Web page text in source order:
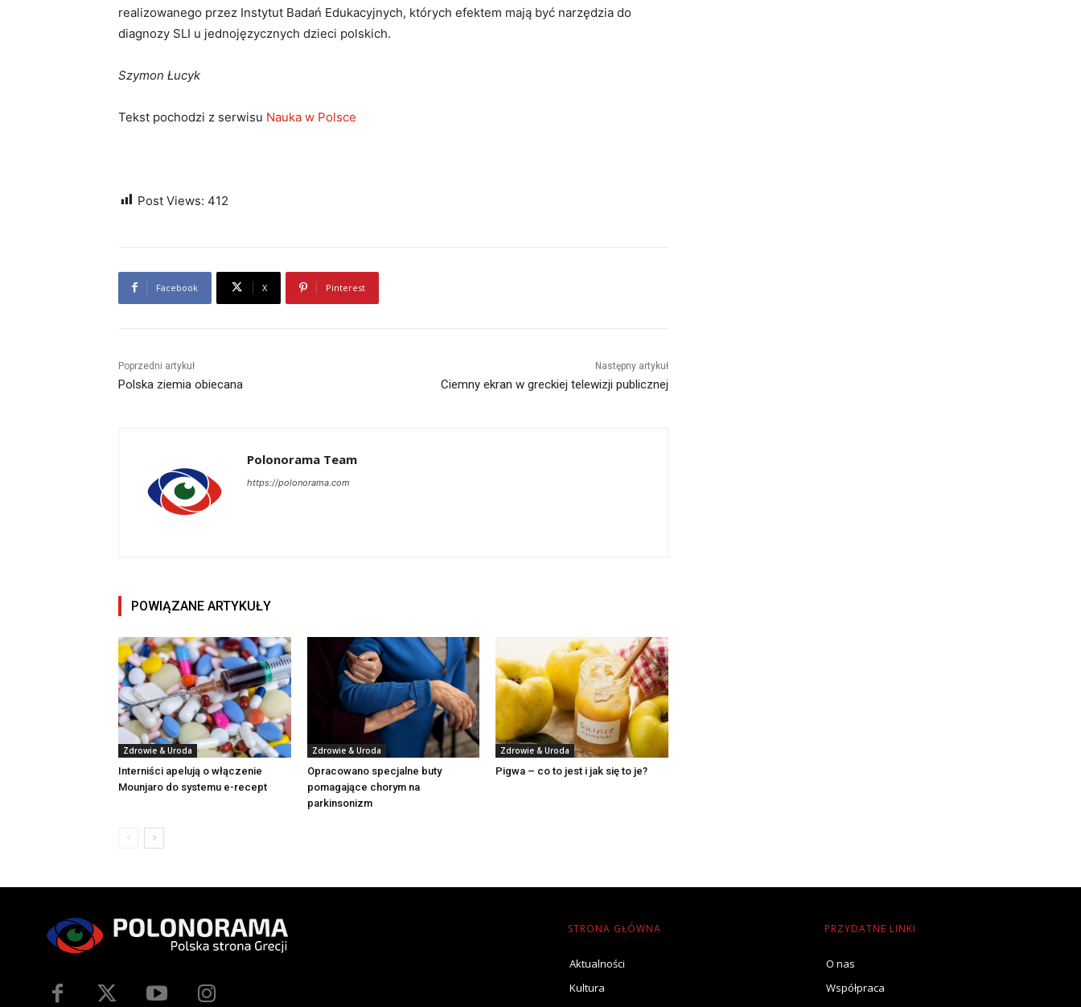
realizowanego przez Instytut Badań Edukacyjnych, których efektem mają być narzędzia do
diagnozy SLI u jednojęzycznych dzieci polskich.
Szymon Łucyk
Tekst pochodzi z serwisu Nauka w Polsce
Post Views: 412
Facebook X Pinterest
Poprzedni artykuł
Polska ziemia obiecana
Następny artykuł
Ciemny ekran w greckiej telewizji publicznej
Polonorama Team
https://polonorama.com
POWIĄZANE ARTYKUŁY
Zdrowie & Uroda
Interniści apelują o włączenie
Mounjaro do systemu e-recept
Zdrowie & Uroda
Opracowano specjalne buty
pomagające chorym na
parkinsonizm
Zdrowie & Uroda
Pigwa – co to jest i jak się to je?
STRONA GŁÓWNA
Aktualności
Kultura
PRZYDATNE LINKI
O nas
Współpraca